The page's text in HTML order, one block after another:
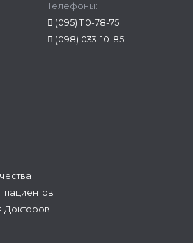
Телефоны:
(095) 110-78-75
(098) 033-10-85
пациентов
Докторов